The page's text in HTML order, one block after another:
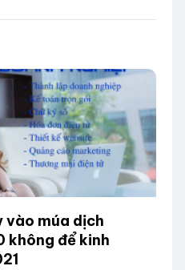
vào múa dịch
không để kinh